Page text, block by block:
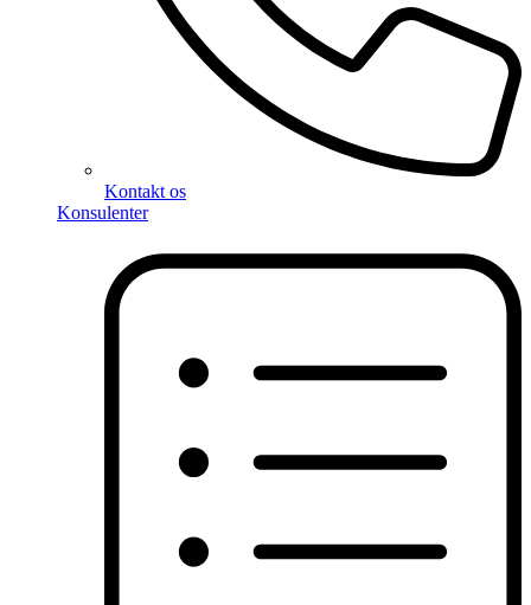
Kontakt os
Konsulenter